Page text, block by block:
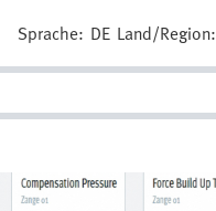
Sprache: DE Land/Region: